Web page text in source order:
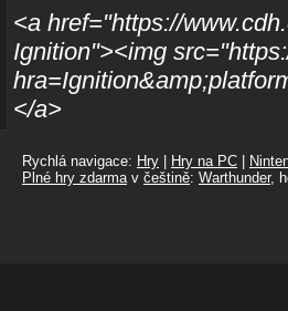
<a href="https://
Ignition"><img
</a>
Rychlá navigace: Hry Hry na PC
Plné hry zdarmav češtině: Warthunder,